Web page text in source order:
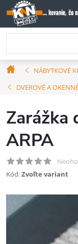
Prejsť
na
obsah
DomovNÁBYTKOVÉ
DVEROVÉ A
Zarážka
ARPA
Kód:Zvoľte variant